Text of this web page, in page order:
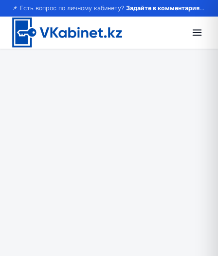
📌 Есть вопрос по личному кабинету? Задайте в комментариях — ответим!